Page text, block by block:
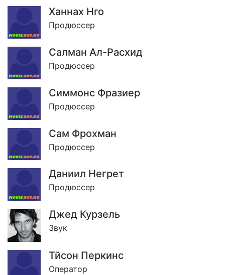
Ханнах Нго
Продюссер
Салман Ал-Расхид
Продюссер
Симмонс Фразиер
Продюссер
Сам Фрохман
Продюссер
Даниил Негрет
Продюссер
Джед Курзель
Звук
Тйсон Перкинс
Оператор